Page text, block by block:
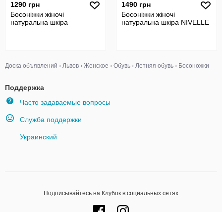
1290 грн
Босоніжки жіночі
натуральна шкіра
1490 грн
Босоніжки жіночі
натуральна шкіра NIVELLE
Доска объявлений › Львов › Женское › Обувь › Летняя обувь › Босоножки
Поддержка
Часто задаваемые вопросы
Служба поддержки
Украинский
Подписывайтесь на Клубок в социальных сетях